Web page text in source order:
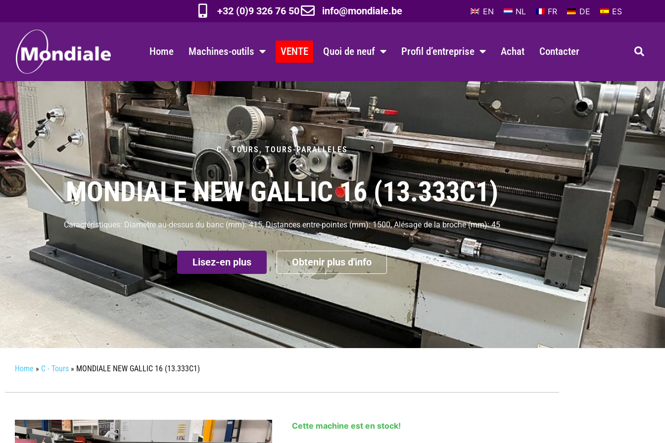
+32 (0)9 326 76 50 info@mondiale.be EN NL FR DE ES
Home Machines-outils VENTE Quoi de neuf Profil d’entreprise Achat Contacter
C - TOURS, TOURS-PARALLELES
MONDIALE NEW GALLIC 16 (13.333C1)
Caractéristiques: Diamètre au-dessus du banc (mm): 415, Distances entre-pointes (mm): 1500, Alésage de la broche (mm): 45
Lisez-en plus Obtenir plus d'info
Home » C - Tours » MONDIALE NEW GALLIC 16 (13.333C1)
Cette machine est en stock!